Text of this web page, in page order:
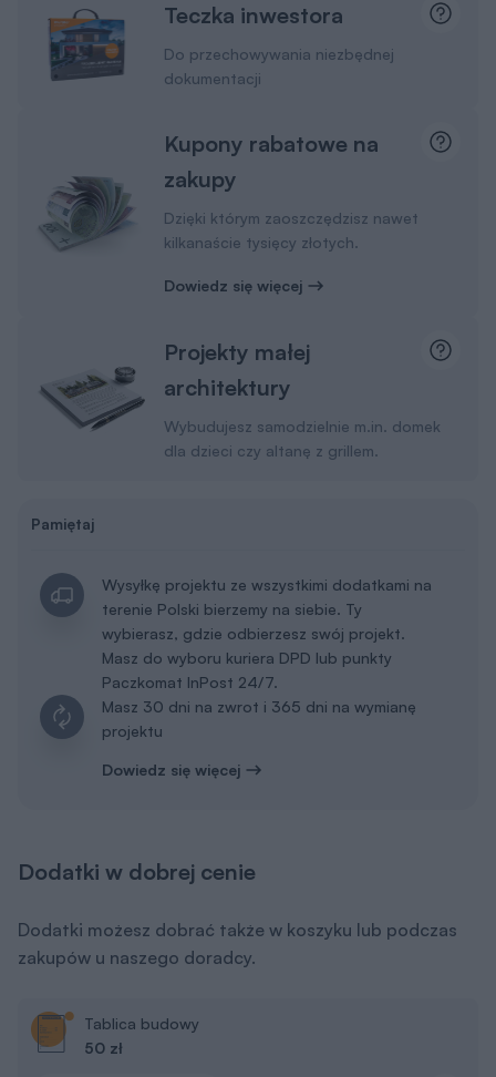
Teczka inwestora
Do przechowywania niezbędnej
dokumentacji
Kupony rabatowe na
zakupy
Dzięki którym zaoszczędzisz nawet
kilkanaście tysięcy złotych.
Dowiedz się więcej
Projekty małej
architektury
Wybudujesz samodzielnie m.in. domek
dla dzieci czy altanę z grillem.
Pamiętaj
Wysyłkę projektu ze wszystkimi dodatkami na
terenie Polski bierzemy na siebie. Ty
wybierasz, gdzie odbierzesz swój projekt.
Masz do wyboru kuriera DPD lub punkty
Paczkomat InPost 24/7.
Masz 30 dni na zwrot i 365 dni na wymianę
projektu
Dowiedz się więcej
Dodatki w dobrej cenie
Dodatki możesz dobrać także w koszyku lub podczas
zakupów u naszego doradcy.
Tablica budowy
50 zł